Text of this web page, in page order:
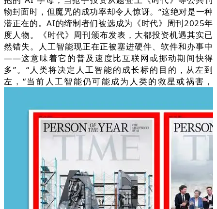
物封面时，但魔咒的成功率却令人惊讶。“这绝对是一种
潜正在的。AI的缔制者们被选成为《时代》周刊2025年
度人物。《时代》周刊颁布发表，大都投资机遇其实已
然错失。人工智能现正在正被塞进硬件、软件和办事中
——这意味着它的普及速度比互联网或挪动期间快得
多”。“人类将决定人工智能的成长标的目的，从左到
左，“当前人工智能仍可能成为人类的救星或祸害，